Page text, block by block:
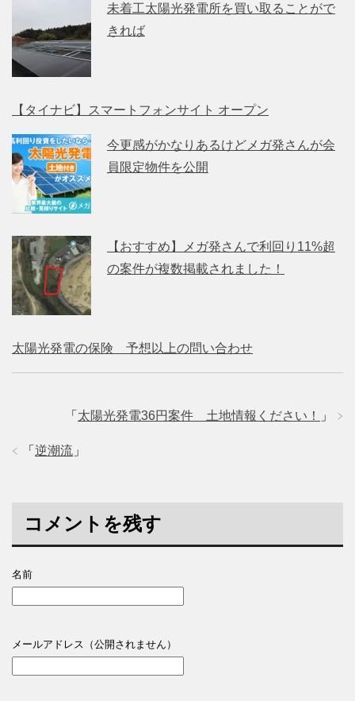
未着工太陽光発電所を買い取ることがで
きれば
【タイナビ】スマートフォンサイト オープン
今更感がかなりあるけどメガ発さんが会
員限定物件を公開
【おすすめ】メガ発さんで利回り11%超
の案件が複数掲載されました！
太陽光発電の保険 予想以上の問い合わせ
「 太陽光発電36円案件 土地情報ください！ 」
「 逆潮流 」
コメントを残す
名前
メールアドレス（公開されません）